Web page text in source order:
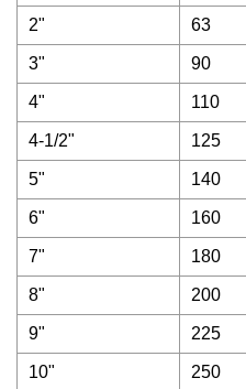
2" 63
3" 90
4" 110
4-1/2" 125
5" 140
6" 160
7" 180
8" 200
9" 225
10" 250